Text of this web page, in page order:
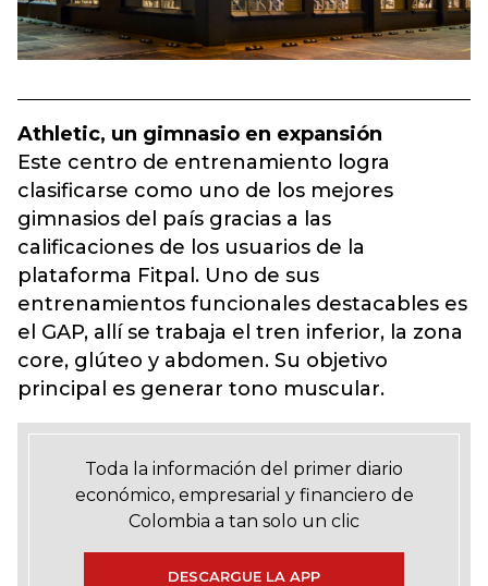
Athletic, un gimnasio en expansión
Este centro de entrenamiento logra
clasificarse como uno de los mejores
gimnasios del país gracias a las
calificaciones de los usuarios de la
plataforma Fitpal. Uno de sus
entrenamientos funcionales destacables es
el GAP, allí se trabaja el tren inferior, la zona
core, glúteo y abdomen. Su objetivo
principal es generar tono muscular.
Toda la información del primer diario
económico, empresarial y financiero de
Colombia a tan solo un clic
DESCARGUE LA APP